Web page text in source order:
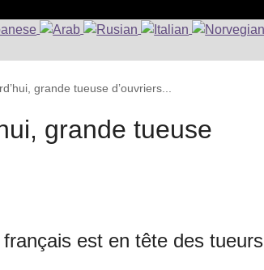
grande tueuse d’ouvriers...
grande tueuse
est en tête des tueurs